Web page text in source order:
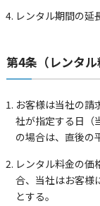
レンタル期間の延
第4条（レンタル
お客様は当社の請
社が指定する日（
の場合は、直後の
レンタル料金の価
合、当社はお客様
とする。